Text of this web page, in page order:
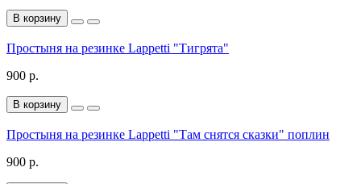
В корзину
Простыня на резинке Lappetti "Тигрята"
900 р.
В корзину
Простыня на резинке Lappetti "Там снятся сказки" поплин
900 р.